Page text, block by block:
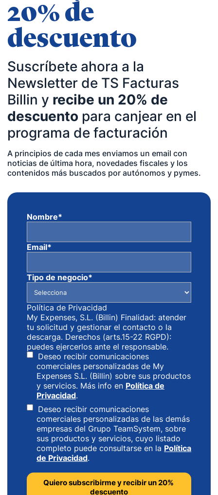
20% de
descuento
Suscríbete ahora a la
Newsletter de TS Facturas
Billin y recibe un 20% de
descuento para canjear en el
programa de facturación
A principios de cada mes enviamos un email con
noticias de última hora, novedades fiscales y los
contenidos más buscados por autónomos y pymes.
Nombre*
Email*
Tipo de negocio*
Política de Privacidad
My Expenses, S.L. (Billin) Finalidad: atender
tu solicitud y gestionar el contacto o la
descarga. Derechos (arts.15-22 RGPD):
puedes ejercerlos ante el responsable.
Deseo recibir comunicaciones
comerciales personalizadas de My
Expenses S.L. (Billin) sobre sus productos
y servicios. Más info en Política de
Privacidad.
Deseo recibir comunicaciones
comerciales personalizadas de las demás
empresas del Grupo TeamSystem, sobre
sus productos y servicios, cuyo listado
completo puede consultarse en la Política
de Privacidad.